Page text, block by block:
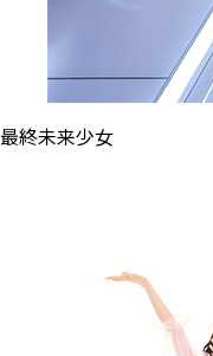
最終未来少女